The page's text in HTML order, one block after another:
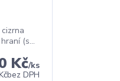
(s...
Kč/ks
bez DPH